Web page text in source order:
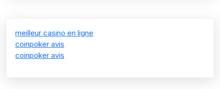
meilleur casino en ligne
coinpoker avis
coinpoker avis